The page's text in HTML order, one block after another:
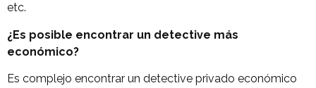
etc.
¿Es posible encontrar un detective más
económico?
Es complejo encontrar un detective privado económico